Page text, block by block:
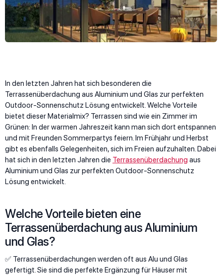
In den letzten Jahren hat sich besonderen die
Terrassenüberdachung aus Aluminium und Glas zur perfekten
Outdoor-Sonnenschutz Lösung entwickelt. Welche Vorteile
bietet dieser Materialmix? Terrassen sind wie ein Zimmer im
Grünen: In der warmen Jahreszeit kann man sich dort entspannen
und mit Freunden Sommerpartys feiern. Im Frühjahr und Herbst
gibt es ebenfalls Gelegenheiten, sich im Freien aufzuhalten. Dabei
hat sich in den letzten Jahren die Terrassenüberdachung aus
Aluminium und Glas zur perfekten Outdoor-Sonnenschutz
Lösung entwickelt.
Welche Vorteile bieten eine
Terrassenüberdachung aus Aluminium
und Glas?
✅ Terrassenüberdachungen werden oft aus Alu und Glas
gefertigt. Sie sind die perfekte Ergänzung für Häuser mit